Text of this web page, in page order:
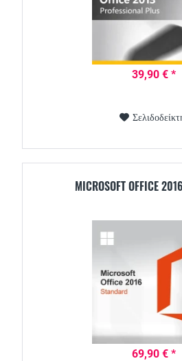
39,90 € *
MICROSOFT OFFICE
69,90 € *